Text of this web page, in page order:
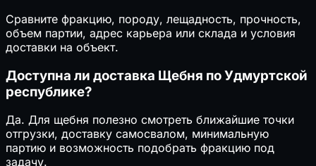
Сравните фракцию, породу, лещадность, прочность,
объем партии, адрес карьера или склада и условия
доставки на объект.
Доступна ли доставка Щебня по Удмуртской
республике?
Да. Для щебня полезно смотреть ближайшие точки
отгрузки, доставку самосвалом, минимальную
партию и возможность подобрать фракцию под
задачу.